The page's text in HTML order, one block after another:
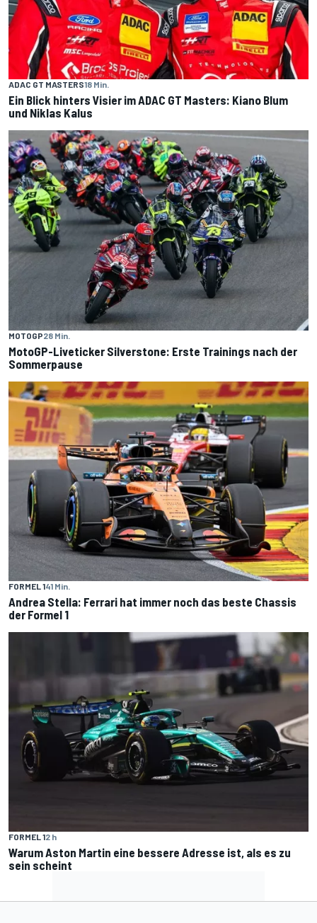
ADAC GT MASTERS18 Min.
Ein Blick hinters Visier im ADAC GT Masters: Kiano Blum
und Niklas Kalus
MOTOGP28 Min.
MotoGP-Liveticker Silverstone: Erste Trainings nach der
Sommerpause
FORMEL 141 Min.
Andrea Stella: Ferrari hat immer noch das beste Chassis
der Formel 1
FORMEL 12 h
Warum Aston Martin eine bessere Adresse ist, als es zu
sein scheint